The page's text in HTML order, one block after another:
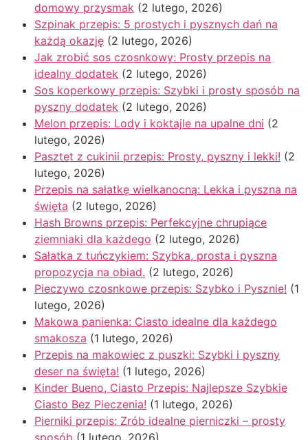
domowy przysmak (2 lutego, 2026)
Szpinak przepis: 5 prostych i pysznych dań na
każdą okazję (2 lutego, 2026)
Jak zrobić sos czosnkowy: Prosty przepis na
idealny dodatek (2 lutego, 2026)
Sos koperkowy przepis: Szybki i prosty sposób na
pyszny dodatek (2 lutego, 2026)
Melon przepis: Lody i koktajle na upalne dni (2
lutego, 2026)
Pasztet z cukinii przepis: Prosty, pyszny i lekki! (2
lutego, 2026)
Przepis na sałatkę wielkanocną: Lekka i pyszna na
święta (2 lutego, 2026)
Hash Browns przepis: Perfekcyjne chrupiące
ziemniaki dla każdego (2 lutego, 2026)
Sałatka z tuńczykiem: Szybka, prosta i pyszna
propozycja na obiad. (2 lutego, 2026)
Pieczywo czosnkowe przepis: Szybko i Pysznie! (1
lutego, 2026)
Makowa panienka: Ciasto idealne dla każdego
smakosza (1 lutego, 2026)
Przepis na makowiec z puszki: Szybki i pyszny
deser na święta! (1 lutego, 2026)
Kinder Bueno, Ciasto Przepis: Najlepsze Szybkie
Ciasto Bez Pieczenia! (1 lutego, 2026)
Pierniki przepis: Zrób idealne pierniczki – prosty
sposób (1 lutego, 2026)